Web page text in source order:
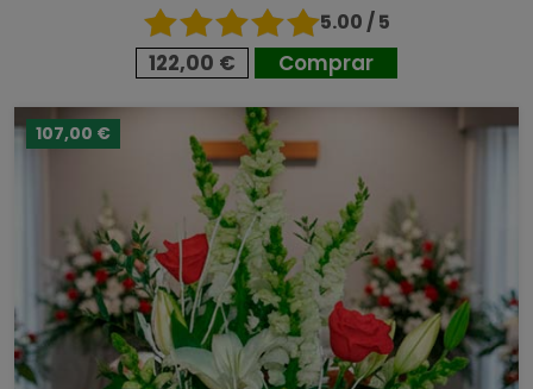
5.00 / 5
122,00 € Comprar
107,00 €